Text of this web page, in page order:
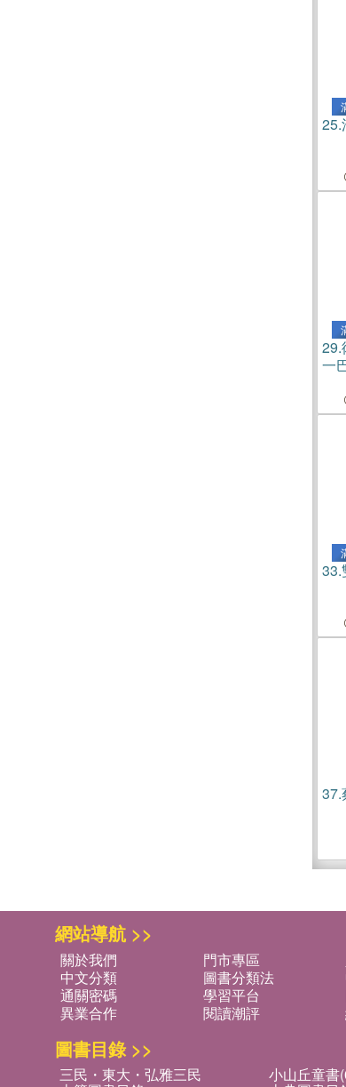
25.
29.
一
33.
37.
網站導航 >>
關於我們 門市專區
中文分類
圖書分類法
通關密碼
學習平台
異業合作
閱讀潮評
圖書目錄 >>
三民・東大・弘雅三民 小山丘童書